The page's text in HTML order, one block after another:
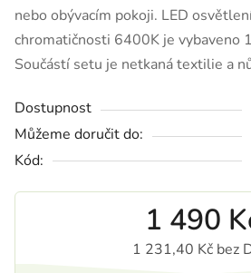
nebo obývacím pokoji. LED
chromatičnosti 6400K je vybaveno
Součástí setu je netkaná textilie a
Dostupnost
Můžeme doručit do:
Kód:
1 490
1 231,40 Kč bez